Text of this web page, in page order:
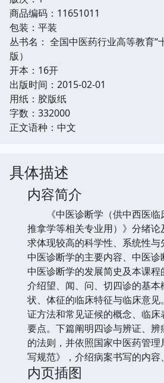
商品编码：11651011
包装：平装
丛书名： 全国中医药行业高等教育“
版）
开本：16开
出版时间：2015-02-01
用纸：胶版纸
字数：332000
正文语种：中文
具体描述
内容简介
《中医诊断学（供中西医临
推拿学等相关专业用）》分绪
求体现较高的科学性、系统性
中医诊断学的主要内容、中医诊
中医诊断学的发展简史及本课
介绍望、闻、问、切四诊的基
状、体征的临床特征与临床意
证方法和常见证候的概念、临
要点。下篇阐明四诊与辨证、
的法则，并依照国家中医药管
写规范》，介绍病案书写的内容
内页插图